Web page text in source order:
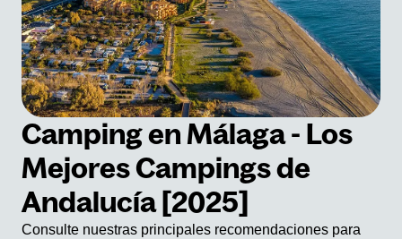
Camping en Málaga - Los
Mejores Campings de
Andalucía [2025]
Consulte nuestras principales recomendaciones para